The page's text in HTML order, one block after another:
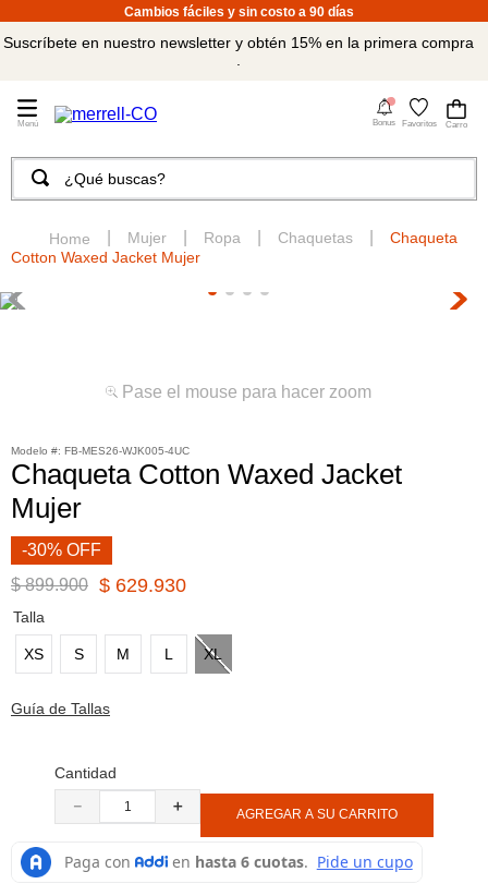
Cambios fáciles y sin costo a 90 días
Suscríbete en nuestro newsletter y obtén 15% en la primera compra
4
Bonus Favoritos
¿Qué buscas?
Mujer Ropa Chaquetas
Chaqueta
Cotton Waxed Jacket Mujer
Pase el mouse para hacer zoom
: FB-MES26-WJK005-4UC
Chaqueta Cotton Waxed Jacket
Mujer
-30% OFF
$ 899.900 $ 629.930
Talla
L
M
S XL
XS
Guía de Tallas
Cantidad
＋
－ AGREGAR A SU CARRITO
TÉRMINOS MÁS BUSCADOS
.
merrell hombre
morrales
7.
sandalias
8.
botas hombre
9.
cachuchas
10. moab 3